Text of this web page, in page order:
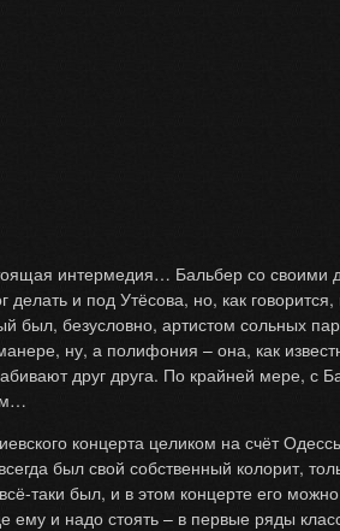
интермедия… Бальбер со
и под Утёсова, но, как
безусловно, артистом сольных
ну, а полифония – она, как
друг друга. По крайней мере,
концерта целиком на счёт
был свой собственный колорит,
таки был, и в этом концерте его
ему и надо стоять – в первые ряды